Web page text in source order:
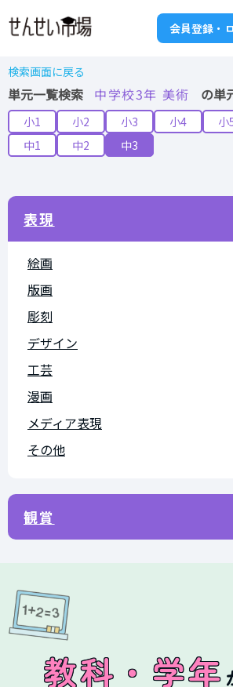
会員登録・
検索画面に戻る
単元一覧検索 中学校3年 美術 の単
小1 小2 小3 小4 小
中1
中2 中3
表現
絵画
版画
彫刻
デザイン
工芸
漫画
メディア表現
その他
観賞
教科・学年